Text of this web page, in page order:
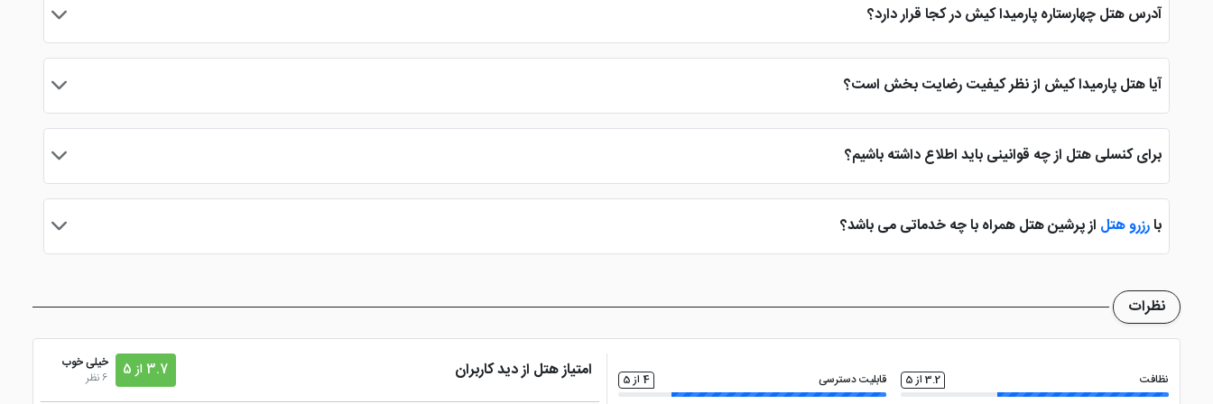
آدرس هتل چهارستاره پارمیدا کیش در کجا قرار دارد؟
هتل 4 ستاره پارمیدا کیش در خیابان رودکی جزیره کیش واقع گردید که درست در جنب این هتل ساختمان دیپلمات قرار گرفته و به راحتی قابل رویت می باشد.
آیا هتل پارمیدا کیش از نظر کیفیت رضایت بخش است؟
از سال ساخت این هتل کیش، تنها 7 سال می گذارد، از این رو می توان این هتل را از هتل های نویاز نیز دانست که با کیفیت مناسب، آماده پذیرایی از گردشگران عزیز می باشد. با این حال اگر قصد دارید در هتلی با
کیفیت تر اقامت داشته باشید، ما در لِول چهار ستاره، هتل
برای کنسلی هتل از چه قوانینی باید اطلاع داشته باشیم؟
پیش از کنسلی هتال پارمیدا کیش حتما به این قوانین توجه داشته باشید که اگر تنها 24 ساعته به لحظه ورود هتل مانده باشد، هیچگونه هزینه ای از رزرو به شما بازگردانده نمی شود، اما اگر شما تا 72 ساعت قبل اقدام
بارزرو هتل از پرشین هتل همراه با چه خدماتی می باشد؟
هتل پارمیدا کیش را می توانید از سایت پرشین هتل به راحتی رزرو نمایید و از خدماتی همچون ترانسفر، پشتیبانی 24 ساعته، نظر سنجی های مداوم حین و بعد از سفر، تخفیفات ویژه و ... استفاده نمایید. بدون
نظرات
نظافت 3.2 از 5 قابلیت دسترسی 4 از 5 امتیاز هتل از دید کاربران 3.7 از 5
خیلی خوب
6 نظر